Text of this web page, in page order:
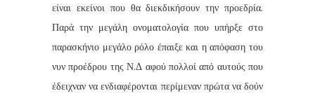
είναι εκείνοι που θα διεκδικήσουν την προεδρία.
Παρά την μεγάλη ονοματολογία που υπήρξε στο
παρασκήνιο μεγάλο ρόλο έπαιξε και η απόφαση του
νυν προέδρου της Ν.Δ αφού πολλοί από αυτούς που
έδειχναν να ενδιαφέρονται περίμεναν πρώτα να δούν